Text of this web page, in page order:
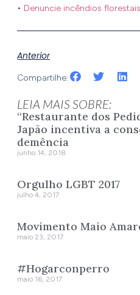
• Denuncie incêndios florestais
Anterior
Compartilhe:
LEIA MAIS SOBRE:
“Restaurante dos
Japão incentiva a
demência
junho 14, 2018
Orgulho LGBT 2017
julho 4, 2017
Movimento Maio
maio 23, 2017
#Hogarconperro
maio 16, 2017